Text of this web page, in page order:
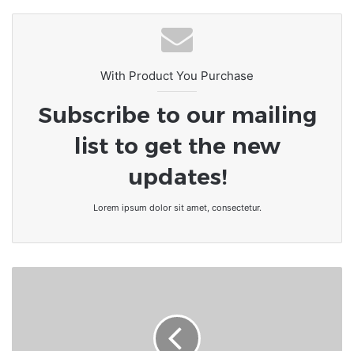
With Product You Purchase
Subscribe to our mailing
list to get the new
updates!
Lorem ipsum dolor sit amet, consectetur.